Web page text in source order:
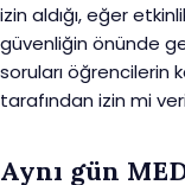
izin aldığı, eğer
güvenliğin önünde
soruları öğrencilerin
tarafından izin mi
Aynı gün